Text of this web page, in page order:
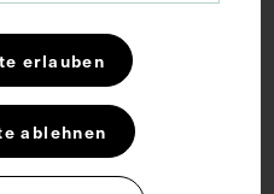
erlauben
ablehnen